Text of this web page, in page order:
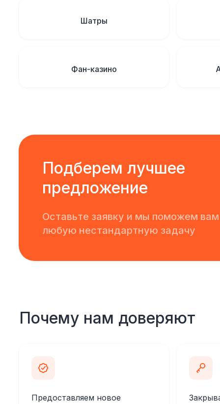
Шатры
Фан-казино
Подберем лучшее
предложение
Оставьте заявку и мы поможем
любую нестандартную задачу
Почему нам доверяют
Предоставляем новое